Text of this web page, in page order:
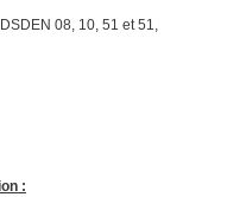
08, 10, 51 et 51,
: